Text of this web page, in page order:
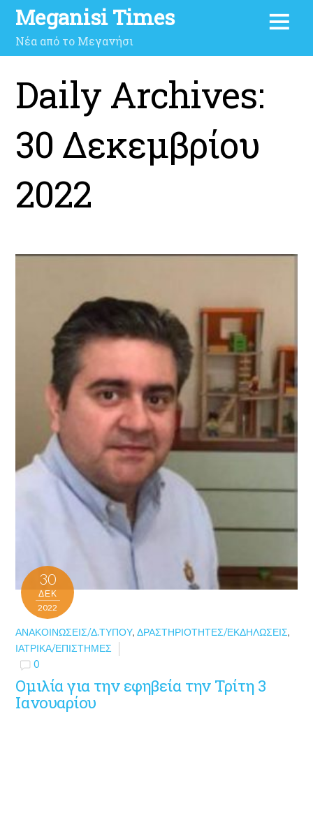
Meganisi Times
Νέα από το Μεγανήσι
Daily Archives:
30 Δεκεμβρίου
2022
30
ΔΕΚ
2022
ΑΝΑΚΟΙΝΏΣΕΙΣ/Δ.ΤΎΠΟΥ,ΔΡΑΣΤΗΡΙΌΤΗΤΕΣ/ΕΚΔΗΛΏΣΕΙΣ,
ΙΑΤΡΙΚΆ/ΕΠΙΣΤΉΜΕΣ
0
Ομιλία για την εφηβεία την Τρίτη 3
Ιανουαρίου